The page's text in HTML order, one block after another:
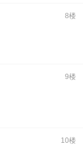
8楼
9楼
10楼